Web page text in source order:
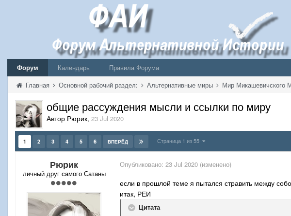
Форум Календарь
Правила Форума
Главная Основной рабочий раздел: Альтернативные миры Мир Микашевичского
общие рассуждения мысли и ссылки по миру
Автор Рюрик, 23 Jul 2020
1 2 3 4 5 6 ВПЕРЁД Страница 1 из 55
Рюрик
личный друг самого Сатаны
Опубликовано: 23 Jul 2020 (изменено)
если в прошлой теме я пытался стравить между
итак, РЕИ
Цитата